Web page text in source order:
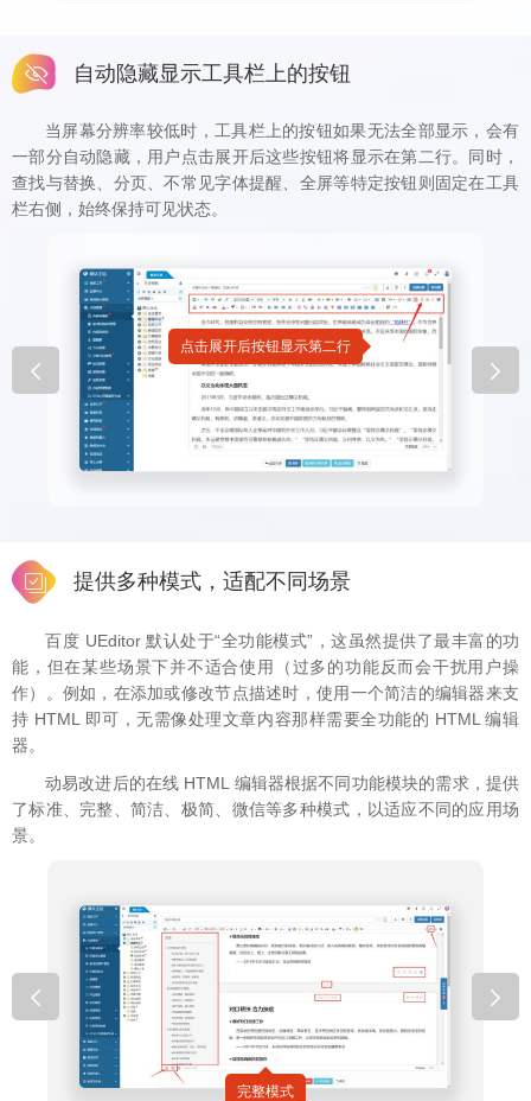
自动隐藏显示工具栏上的按钮
当屏幕分辨率较低时，工具栏上的按钮如果无法全部显示，会有
一部分自动隐藏，用户点击展开后这些按钮将显示在第二行。同时，
查找与替换、分页、不常见字体提醒、全屏等特定按钮则固定在工具
栏右侧，始终保持可见状态。
点击展开后按钮显示第二行
提供多种模式，适配不同场景
百度 UEditor 默认处于“全功能模式”，这虽然提供了最丰富的功
能，但在某些场景下并不适合使用（过多的功能反而会干扰用户操
作）。例如，在添加或修改节点描述时，使用一个简洁的编辑器来支
持 HTML 即可，无需像处理文章内容那样需要全功能的 HTML 编辑
器。
动易改进后的在线 HTML 编辑器根据不同功能模块的需求，提供
了标准、完整、简洁、极简、微信等多种模式，以适应不同的应用场
景。
完整模式